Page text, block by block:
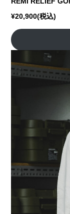
¥20,900(税込)